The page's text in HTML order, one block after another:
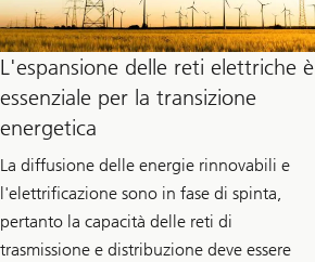
n
a
r
i
o
t
t
i
o
p
u
L'espansione delle reti elettriche è
essenziale per la transizione
energetica
La diffusione delle energie rinnovabili e
l'elettrificazione sono in fase di spinta,
pertanto la capacità delle reti di
trasmissione e distribuzione deve essere